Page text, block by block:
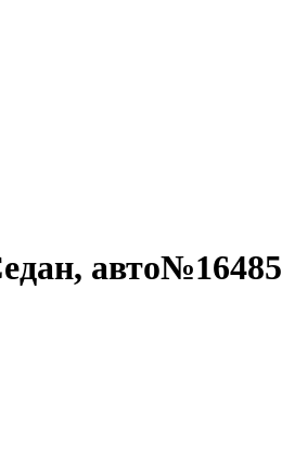
авто№16485